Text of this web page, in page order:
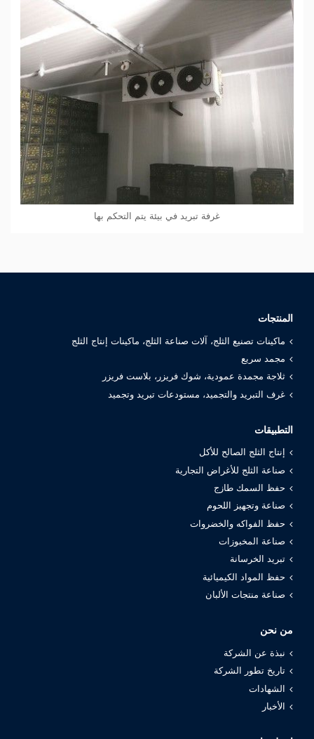
غرفة تبريد في بيئة يتم التحكم بها
المنتجات
ماكينات تصنيع الثلج، آلات صناعة الثلج، ماكينات إنتاج الثلج
مجمد سريع
ثلاجة مجمدة عمودية، شوك فريزر، بلاست فريزر
غرف التبريد والتجميد، مستودعات تبريد وتجميد
التطبيقات
إنتاج الثلج الصالح للأكل
صناعة الثلج للأغراض التجارية
حفظ السمك طازج
صناعة وتجهيز اللحوم
حفظ الفواكه والخضروات
صناعة المخبوزات
تبريد الخرسانة
حفظ المواد الكيميائية
صناعة منتجات الألبان
من نحن
نبذة عن الشركة
تاريخ تطور الشركة
الشهادات
الأخبار